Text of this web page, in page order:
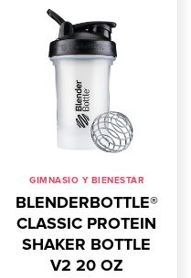
GIMNASIO Y BIENESTAR
BLENDERBOTTLE®
CLASSIC PROTEIN
SHAKER BOTTLE
V2 20 OZ